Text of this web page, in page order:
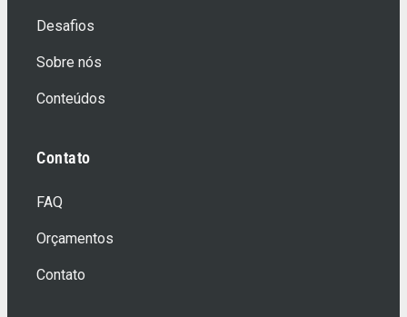
Desafios
Sobre nós
Conteúdos
Contato
FAQ
Orçamentos
Contato